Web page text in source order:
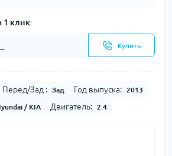
1 клик:
Купить
Перед/Зад : Зад Год выпуска: 2013
/ KIA Двигатель: 2.4